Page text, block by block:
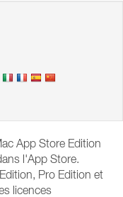
App Store Edition
l'App Store.
Pro Edition et
licences